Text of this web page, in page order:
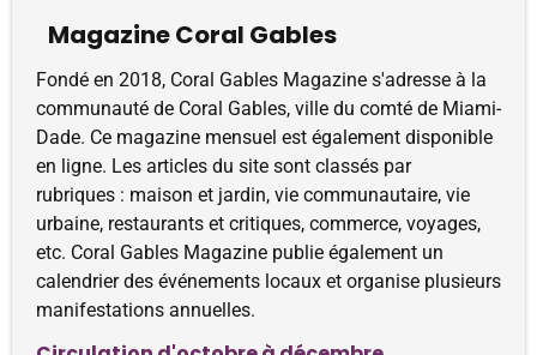
Magazine Coral Gables
Fondé en 2018, Coral Gables Magazine s'adresse à la
communauté de Coral Gables, ville du comté de Miami-
Dade. Ce magazine mensuel est également disponible
en ligne. Les articles du site sont classés par
rubriques : maison et jardin, vie communautaire, vie
urbaine, restaurants et critiques, commerce, voyages,
etc. Coral Gables Magazine publie également un
calendrier des événements locaux et organise plusieurs
manifestations annuelles.